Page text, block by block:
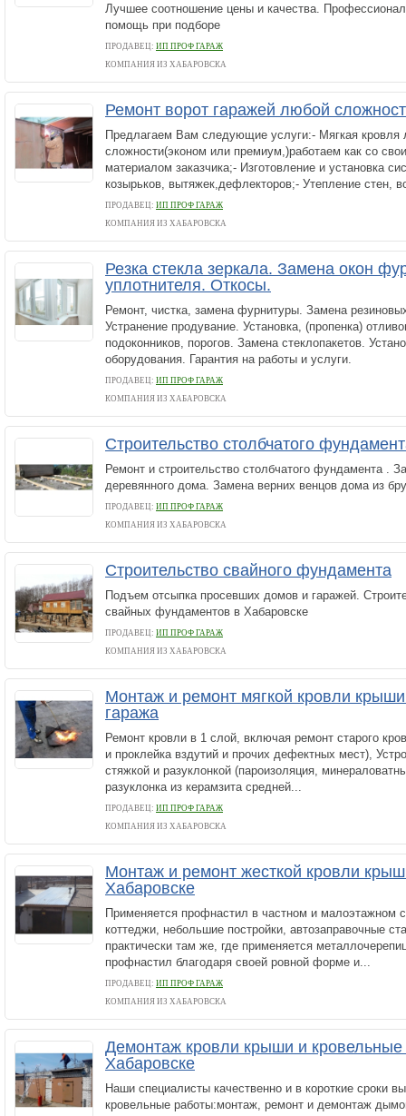
Лучшее соотношение цены и качества.
помощь при подборе
ПРОДАВЕЦ: ИП ПРОФ ГАРАЖ
КОМПАНИЯ ИЗ ХАБАРОВСКА
Ремонт ворот гаражей любой
Предлагаем Вам следующие услуги:- Мягкая кровля
сложности(эконом или премиум,)работаем как со
материалом заказчика;- Изготовление и установка
козырьков, вытяжек,дефлекторов;- Утепление стен,
ПРОДАВЕЦ: ИП ПРОФ ГАРАЖ
КОМПАНИЯ ИЗ ХАБАРОВСКА
Резка стекла зеркала. Замена окон
уплотнителя. Откосы.
Ремонт, чистка, замена фурнитуры. Замена
Устранение продувание. Установка, (пропенка)
подоконников, порогов. Замена стеклопакетов.
оборудования. Гарантия на работы и услуги.
ПРОДАВЕЦ: ИП ПРОФ ГАРАЖ
КОМПАНИЯ ИЗ ХАБАРОВСКА
Строительство столбчатого
Ремонт и строительство столбчатого фундамента .
деревянного дома. Замена верних венцов дома из
ПРОДАВЕЦ: ИП ПРОФ ГАРАЖ
КОМПАНИЯ ИЗ ХАБАРОВСКА
Строительство свайного фундамента
Подъем отсыпка просевших домов и гаражей.
свайных фундаментов в Хабаровске
ПРОДАВЕЦ: ИП ПРОФ ГАРАЖ
КОМПАНИЯ ИЗ ХАБАРОВСКА
Монтаж и ремонт мягкой кровли крыши
гаража
Ремонт кровли в 1 слой, включая ремонт старого
и проклейка вздутий и прочих дефектных мест),
стяжкой и разуклонкой (пароизоляция,
разуклонка из керамзита средней...
ПРОДАВЕЦ: ИП ПРОФ ГАРАЖ
КОМПАНИЯ ИЗ ХАБАРОВСКА
Монтаж и ремонт жесткой кровли
Хабаровске
Применяется профнастил в частном и малоэтажном
коттеджи, небольшие постройки, автозаправочные
практически там же, где применяется
профнастил благодаря своей ровной форме и...
ПРОДАВЕЦ: ИП ПРОФ ГАРАЖ
КОМПАНИЯ ИЗ ХАБАРОВСКА
Демонтаж кровли крыши и
Хабаровске
Наши специалисты качественно и в короткие сроки
кровельные работы:монтаж, ремонт и демонтаж